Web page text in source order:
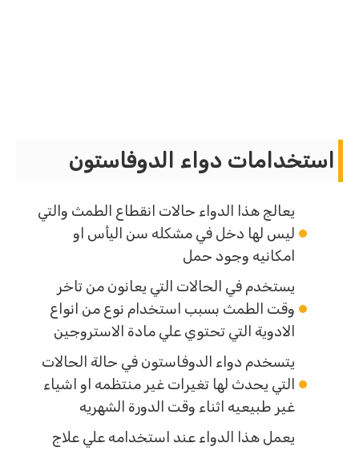
استخدامات دواء الدوفاستون
يعالج هذا الدواء حالات انقطاع الطمث والتي
ليس لها دخل في مشكله سن اليأس او
امكانيه وجود حمل
يستخدم في الحالات التي يعانون من تاخر
وقت الطمث بسبب استخدام نوع من انواع
الادوية التي تحتوي علي مادة الاستروجين
يتسخدم دواء الدوفاستون في حالة الحالات
التي يحدث لها تغيرات غير منتظمه او اشياء
غير طبيعيه اثناء وقت الدورة الشهريه
يعمل هذا الدواء عند استخدامه علي علاج